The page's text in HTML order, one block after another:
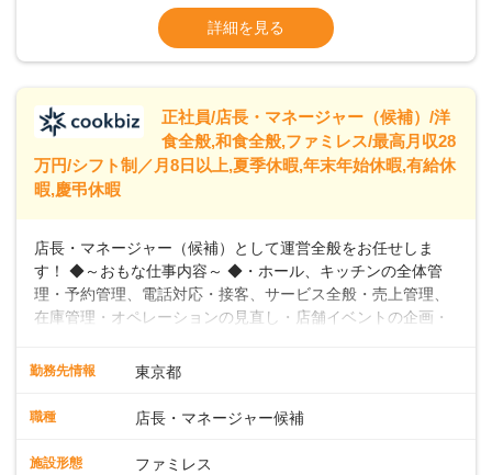
います。私たちは、多様な働き方を提供し、ライフステージ
に合わせた柔軟な勤務時間や働きやすい環境を整えていま
います。
※残業代全額支給
※経験に応じて応相談①ナショナル社員：月
給245,800円～②エリア社員 ：月給
詳細を見る
正社員/店長・マネージャー（候補）/洋
食全般,和食全般,ファミレス/最高月収28
万円/シフト制／月8日以上,夏季休暇,年末年始休暇,有給休
暇,慶弔休暇
店長・マネージャー（候補）として運営全般をお任せしま
す！ ◆～おもな仕事内容～ ◆・ホール、キッチンの全体管
理・予約管理、電話対応・接客、サービス全般・売上管理、
在庫管理・オペレーションの見直し・店舗イベントの企画・
入社後はスキルに合わせた業務からお任せしますので、徐々
向上を目指すDX推進～ ◆すかいらーくのレストランでは、
スタッフの働きやすさをサポートしています。配膳ロボット
勤務先情報 東京都
職種 店長・マネージャー候補
施設形態 ファミレス